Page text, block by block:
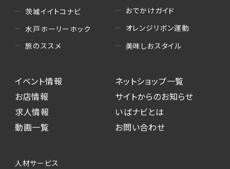
茨城イイトコナビ
水戸ホーリーホック
旅のススメ
おでかけガイド
オレンジリボン運動
美味しおスタイル
イベント情報
お店情報
求人情報
動画一覧
ネットショップ一覧
サイトからのお知らせ
いばナビとは
お問い合わせ
人材サービス